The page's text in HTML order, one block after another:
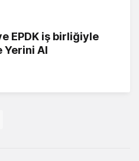
EPDK iş birliğiyle
Yerini Al